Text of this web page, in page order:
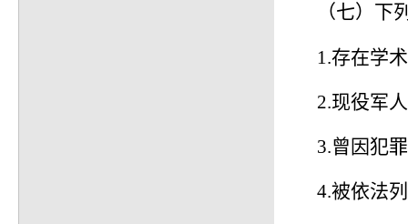
（七）下
1.存在学
2.现役军
3.曾因犯
4.被依法